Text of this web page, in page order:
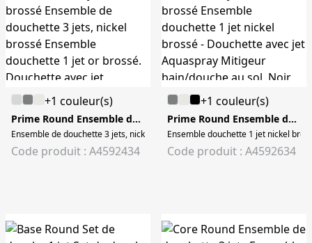
+1 couleur(s)
Prime Round Ensemble de douchette 3 jets, nickel brossé
Ensemble de douchette 3 jets, nickel brossé Ensemble douchette 1 jet or
Code produit : A4592434
+1 couleur(s)
Prime Round Ensemble douchette 1 jet nickel brossé
Code produit : A4592634